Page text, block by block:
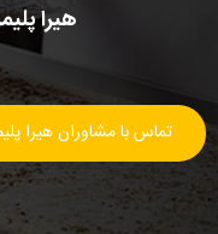
هیرا
تماس با مشاوران هیرا